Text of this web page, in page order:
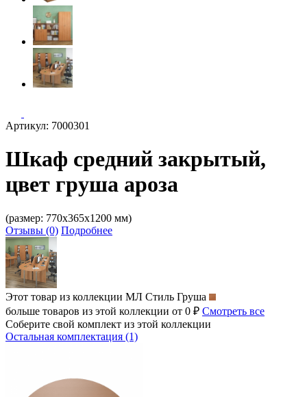
Артикул: 7000301
Шкаф средний закрытый,
цвет груша ароза
(размер: 770х365х1200 мм)
Отзывы (0) Подробнее
Этот товар из коллекции МЛ Стиль Груша
больше товаров из этой коллекции от 0 ₽ Смотреть все
Соберите свой комплект из этой коллекции
Остальная комплектация (1)